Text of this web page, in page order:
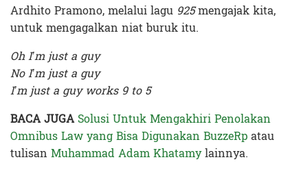
Ardhito Pramono, melalui lagu 925mengajak kita,
untuk mengagalkan niat buruk itu.
Oh I’m just a guy
No I’m just a guy
I’m just a guy works 9 to 5
BACA JUGA Solusi Untuk Mengakhiri Penolakan
Omnibus Law yang Bisa Digunakan BuzzeRpatau
tulisan Muhammad Adam Khatamylainnya.